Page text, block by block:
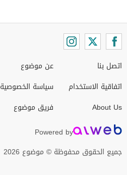
اتصل بنا
اتفاقية الاستخدام
About Us
عن موضوع
سياسة الخصوصية
فريق موضوع
Powered by
جميع الحقوق محفوظة © موضوع 2026